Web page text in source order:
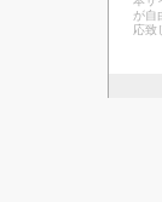
が自
応致